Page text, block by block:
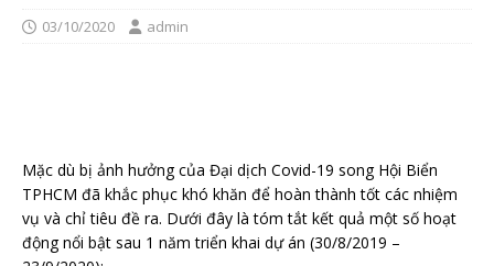
03/10/2020 admin
Mặc dù bị ảnh hưởng của Đại dịch Covid-19 song Hội Biển
TPHCM đã khắc phục khó khăn để hoàn thành tốt các nhiệm
vụ và chỉ tiêu đề ra. Dưới đây là tóm tắt kết quả một số hoạt
động nổi bật sau 1 năm triển khai dự án (30/8/2019 –